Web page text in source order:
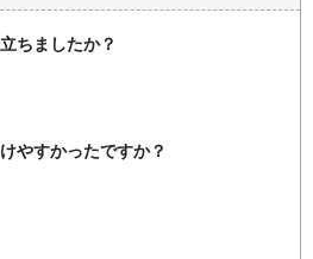
ちましたか？
やすかったですか？